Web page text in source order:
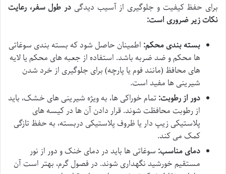
برای حفظ کیفیت و جلوگیری از آسیب دیدگی در طول سفر، رعایت
نکات زیر ضروری است:
بسته بندی محکم: اطمینان حاصل شود که بسته بندی سوغاتی
ها محکم و ضد ضربه باشد. استفاده از جعبه های محکم یا لایه
های محافظ (مانند فوم یا پارچه) برای جلوگیری از خرد شدن
شیرینی ها مفید است.
دور از رطوبت:تمام خوراکی ها، به ویژه شیرینی های خشک، باید
از رطوبت محافظت شوند. قرار دادن آن ها در کیسه های
پلاستیکی زیپ دار یا ظروف پلاستیکی دربسته، به حفظ تازگی
کمک می کند.
دمای مناسب: سوغاتی ها باید در دمای خنک و دور از نور
مستقیم خورشید نگهداری شوند. در فصول گرم، بهتر است آن